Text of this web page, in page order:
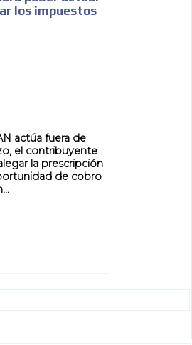
los impuestos
actúa fuera de
el contribuyente
la prescripción
de cobro